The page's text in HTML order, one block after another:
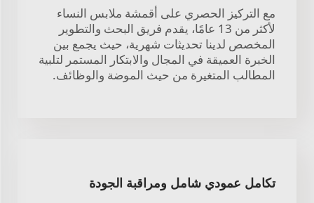
مع التركيز الحصري على أقمشة ملابس النساء
لأكثر من 13 عامًا، يقدم فريق البحث والتطوير
المخصص لدينا تحديثات شهرية، حيث يجمع بين
الخبرة العميقة في المجال والابتكار المستمر لتلبية
المطالب المتغيرة من حيث الموضة والوظائف.
تكامل عمودي شامل ومراقبة الجودة